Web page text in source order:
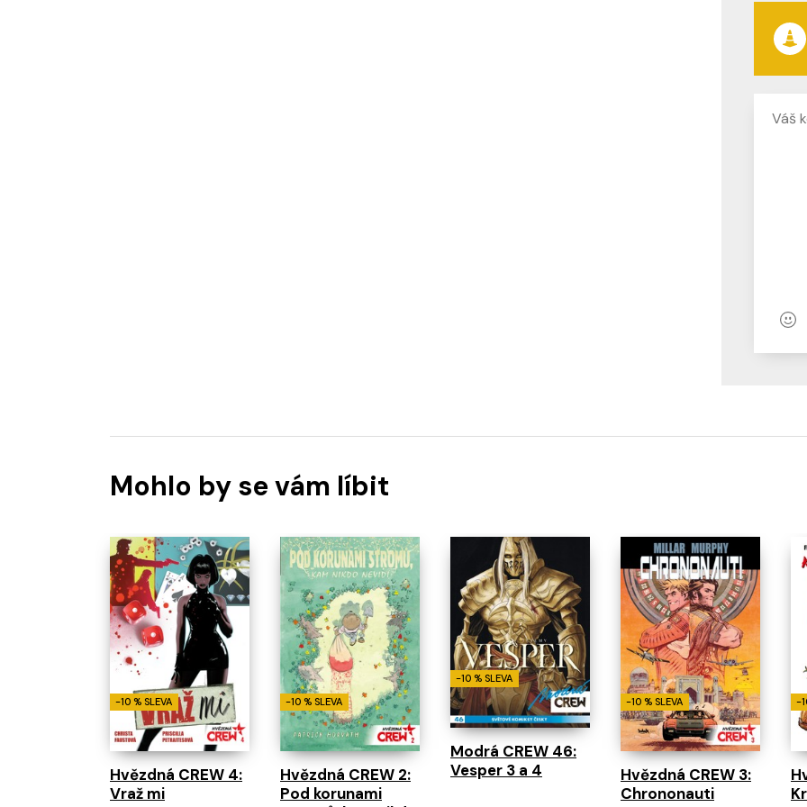
Mohlo by se vám líbit
-10 % SLEVA
Hvězdná CREW 4:
Vraž mi
-10 % SLEVA
Hvězdná CREW 2:
Pod korunami
-10 % SLEVA
Modrá CREW 46:
Vesper 3 a 4
-10 % SLEVA
Hvězdná CREW 3:
Chrononauti
-